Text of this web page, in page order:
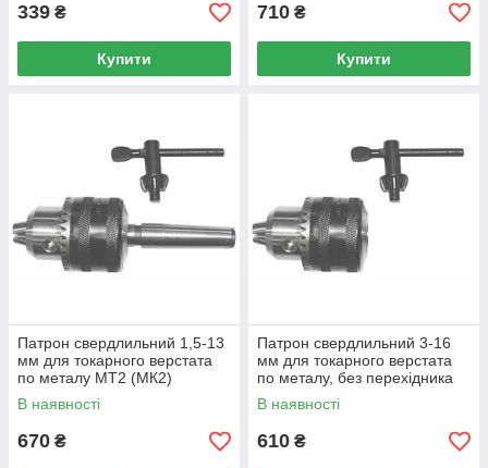
339 ₴
Купити
710 ₴
Купити
Патрон свердлильний 1,5-13
мм для токарного верстата
по металу MT2 (МК2)
(арт.23314.2)
В наявності
670 ₴
Патрон свердлильний 3-16
мм для токарного верстата
по металу, без перехідника
(арт.23315)
В наявності
610 ₴